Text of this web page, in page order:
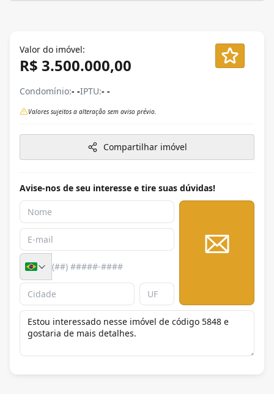
Valor do imóvel:
R$ 3.500.000,00
Condomínio:- -IPTU:- -
Valores sujeitos a alteração sem aviso prévio.
Compartilhar imóvel
Avise-nos de seu interesse e tire suas dúvidas!